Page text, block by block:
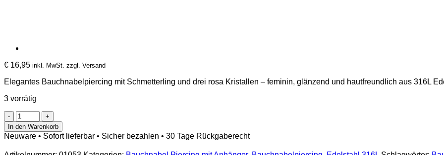
€ 16,95 inkl. MwSt. zzgl. Versand
Elegantes Bauchnabelpiercing mit Schmetterling und drei rosa Kristallen – feminin, glänzend und hautfreundlich aus 316L
3 vorrätig
Bauchnabelpiercing
Schmetterling
mit
drei
Kristallen
In den Warenkorb
Neuware • Sofort lieferbar • Sicher bezahlen • 30 Tage Rückgaberecht